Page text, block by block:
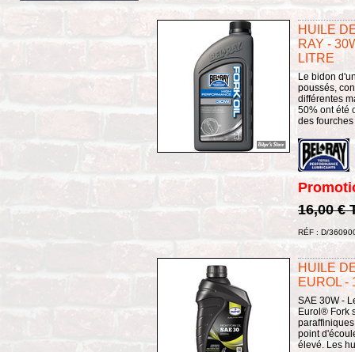
HUILE
RAY -
LITRE
Le bidon
poussés,
différentes
50% ont été
des
16,00 €
RÉF : D/
HUILE
EUROL -
SAE 30W -
Eurol® Fork
point
élevé. Les